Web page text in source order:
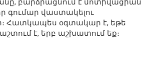
բարձրացնում է մոտիվացիան
գումար վաստակելու
Հատկապես օգտակար է, եթե
է, երբ աշխատում եք։